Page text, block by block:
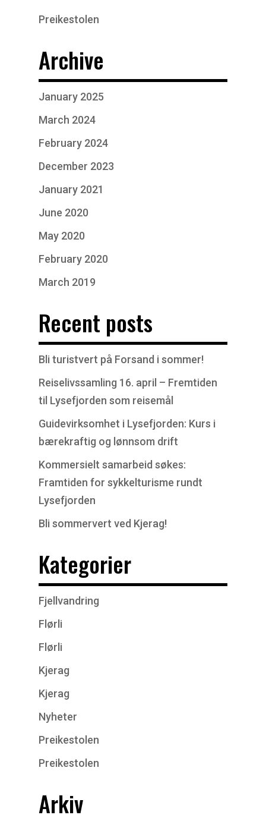
Preikestolen
Archive
January 2025
March 2024
February 2024
December 2023
January 2021
June 2020
May 2020
February 2020
March 2019
Recent posts
Bli turistvert på Forsand i sommer!
Reiselivssamling 16. april – Fremtiden
til Lysefjorden som reisemål
Guidevirksomhet i Lysefjorden: Kurs i
bærekraftig og lønnsom drift
Kommersielt samarbeid søkes:
Framtiden for sykkelturisme rundt
Lysefjorden
Bli sommervert ved Kjerag!
Kategorier
Fjellvandring
Flørli
Flørli
Kjerag
Kjerag
Nyheter
Preikestolen
Preikestolen
Arkiv